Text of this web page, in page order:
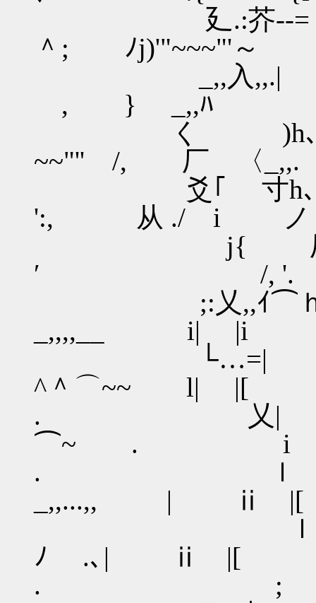
廴.:芥--
＾; ﾉj)'"~~~"'～
_,,入,,.| 'ﾞ
, } _,,ﾊ ,,
く )h､.
~~"'' /, 厂 〈_,,.
爻｢ 寸h､,
':, 从 ./ i ノ
j{
′ /, '.
;:乂,,ｲ⌒
_,,,,__ i| |i
└…=|
^＾⌒~~ l| |[
. 乂| !
⌒~ . i
. ｌ
_,,...,, | ⅱ |[
ｌ. ⅱ
ﾉ .､| ⅱ |[
. ; .,_}}i